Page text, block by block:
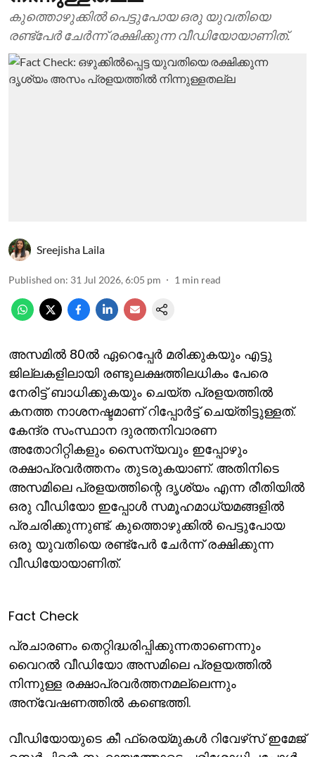
കുത്തൊഴുക്കില്‍ പെട്ടുപോയ ഒരു യുവതിയെ
രണ്ട്‌പേര്‍ ചേര്‍ന്ന് രക്ഷിക്കുന്ന വീഡിയോയാണിത്.
Sreejisha Laila
Published on: 31 Jul 2026, 6:05 pm 1 min read
അസമില്‍ 80ല്‍ ഏറെപ്പേര്‍ മരിക്കുകയും എട്ടു
ജില്ലകളിലായി രണ്ടുലക്ഷത്തിലധികം പേരെ
നേരിട്ട് ബാധിക്കുകയും ചെയ്ത പ്രളയത്തില്‍
കനത്ത നാശനഷ്ടമാണ് റിപ്പോര്‍ട്ട് ചെയ്തിട്ടുള്ളത്.
കേന്ദ്ര സംസ്ഥാന ദുരന്തനിവാരണ
അതോറിറ്റികളും സൈന്യവും ഇപ്പോഴും
രക്ഷാപ്രവര്‍ത്തനം തുടരുകയാണ്. അതിനിടെ
അസമിലെ പ്രളയത്തിന്റെ ദൃശ്യം എന്ന രീതിയില്‍
ഒരു വീഡിയോ ഇപ്പോള്‍ സമൂഹമാധ്യമങ്ങളില്‍
പ്രചരിക്കുന്നുണ്ട്. കുത്തൊഴുക്കില്‍ പെട്ടുപോയ
ഒരു യുവതിയെ രണ്ട്‌പേര്‍ ചേര്‍ന്ന് രക്ഷിക്കുന്ന
വീഡിയോയാണിത്.
Fact Check
പ്രചാരണം തെറ്റിദ്ധരിപ്പിക്കുന്നതാണെന്നും
വൈറല്‍ വീഡിയോ അസമിലെ പ്രളയത്തില്‍
നിന്നുള്ള രക്ഷാപ്രവര്‍ത്തനമല്ലെന്നും
അന്വേഷണത്തില്‍ കണ്ടെത്തി.
വീഡിയോയുടെ കീ ഫ്രെയ്മുകള്‍ റിവേഴ്‌സ് ഇമേജ്